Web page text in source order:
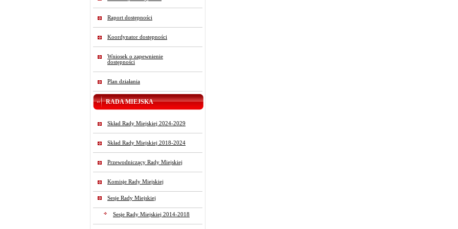
Raport dostępności
Koordynator dostępności
Wniosek o zapewnienie
dostępności
Plan działania
RADA MIEJSKA
Skład Rady Miejskiej 2024-2029
Skład Rady Miejskiej 2018-2024
Przewodniczący Rady Miejskiej
Komisje Rady Miejskiej
Sesje Rady Miejskiej
Sesje Rady Miejskiej 2014-2018